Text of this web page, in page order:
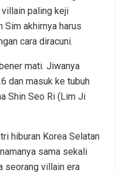
paling keji
Sim akhirnya harus
cara diracuni.
mati. Jiwanya
dan masuk ke tubuh
Shin Seo Ri (Lim Ji
hiburan Korea Selatan
sama sekali
seorang villain era